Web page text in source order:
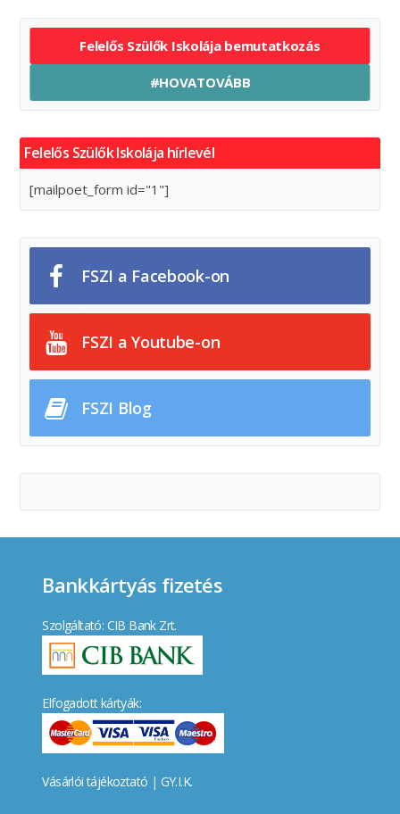
Felelős Szülők Iskolája bemutatkozás
#HOVATOVÁBB
Felelős Szülők Iskolája hírlevél
[mailpoet_form id="1"]
FSZI a Facebook-on
FSZI a Youtube-on
FSZI Blog
Bankkártyás fizetés
Szolgáltató: CIB Bank Zrt.
Elfogadott kártyák:
Vásárlói tájékoztató | GY.I.K.